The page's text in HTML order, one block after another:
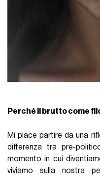
Perché il brutto come
Mi piace partire da una
differenza tra pre-
momento in cui
viviamo sulla nostra